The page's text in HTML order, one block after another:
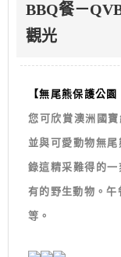
BBQ餐－
觀光
【無尾熊保護公
您可欣賞澳洲國
並與可愛動物無
錄這精采難得的
有的野生動物。
等。